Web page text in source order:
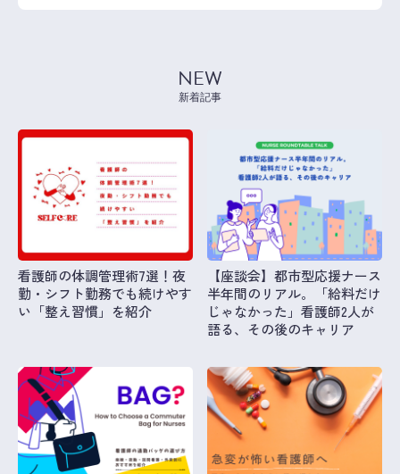
NEW
新着記事
看護師の体調管理術7選！夜
勤・シフト勤務でも続けやす
い「整え習慣」を紹介
【座談会】都市型応援ナース
半年間のリアル。「給料だけ
じゃなかった」看護師2人が
語る、その後のキャリア